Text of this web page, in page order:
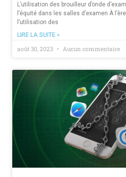
L’utilisation des brouilleur d’onde
l’équité dans les salles d’examen À
l’utilisation des
LIRE LA SUITE »
août 30, 2023 Aucun commentaire